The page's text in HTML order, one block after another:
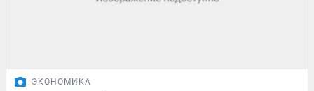
ЭКОНОМИКА